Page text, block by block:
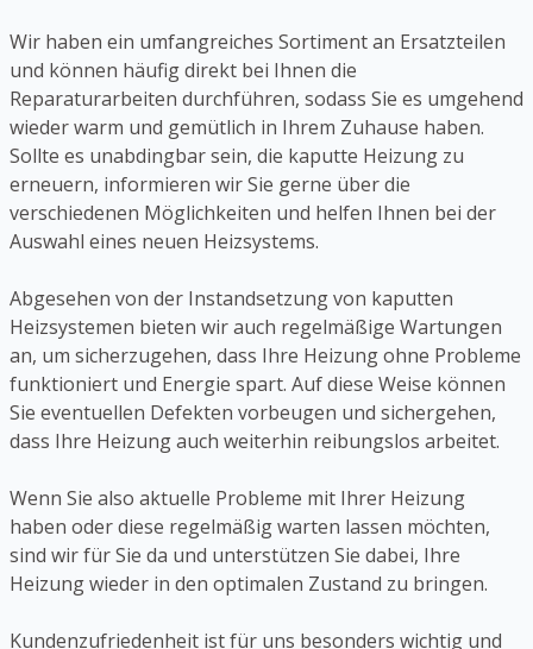
Wir haben ein umfangreiches Sortiment an Ersatzteilen
und können häufig direkt bei Ihnen die
Reparaturarbeiten durchführen, sodass Sie es umgehend
wieder warm und gemütlich in Ihrem Zuhause haben.
Sollte es unabdingbar sein, die kaputte Heizung zu
erneuern, informieren wir Sie gerne über die
verschiedenen Möglichkeiten und helfen Ihnen bei der
Auswahl eines neuen Heizsystems.
Abgesehen von der Instandsetzung von kaputten
Heizsystemen bieten wir auch regelmäßige Wartungen
an, um sicherzugehen, dass Ihre Heizung ohne Probleme
funktioniert und Energie spart. Auf diese Weise können
Sie eventuellen Defekten vorbeugen und sichergehen,
dass Ihre Heizung auch weiterhin reibungslos arbeitet.
Wenn Sie also aktuelle Probleme mit Ihrer Heizung
haben oder diese regelmäßig warten lassen möchten,
sind wir für Sie da und unterstützen Sie dabei, Ihre
Heizung wieder in den optimalen Zustand zu bringen.
Kundenzufriedenheit ist für uns besonders wichtig und